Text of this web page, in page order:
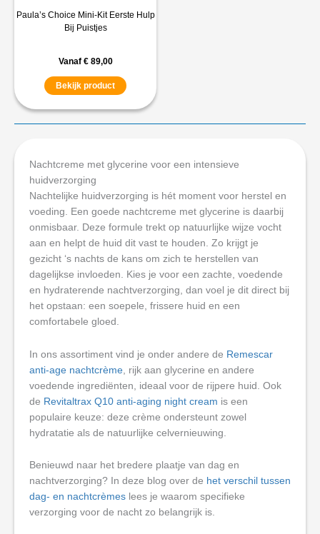
Paula’s Choice Mini-Kit Eerste Hulp
Bij Puistjes
Vanaf €89,00
Bekijk product
Nachtcreme met glycerine voor een intensieve
huidverzorging
Nachtelijke huidverzorging is hét moment voor herstel en
voeding. Een goede nachtcreme met glycerine is daarbij
onmisbaar. Deze formule trekt op natuurlijke wijze vocht
aan en helpt de huid dit vast te houden. Zo krijgt je
gezicht ‘s nachts de kans om zich te herstellen van
dagelijkse invloeden. Kies je voor een zachte, voedende
en hydraterende nachtverzorging, dan voel je dit direct bij
het opstaan: een soepele, frissere huid en een
comfortabele gloed.
In ons assortiment vind je onder andere de Remescar
anti-age nachtcrème , rijk aan glycerine en andere
voedende ingrediënten, ideaal voor de rijpere huid. Ook
de Revitaltrax Q10 anti-aging night cream is een
populaire keuze: deze crème ondersteunt zowel
hydratatie als de natuurlijke celvernieuwing.
Benieuwd naar het bredere plaatje van dag en
nachtverzorging? In deze blog over de het verschil tussen
dag- en nachtcrèmes lees je waarom specifieke
verzorging voor de nacht zo belangrijk is.